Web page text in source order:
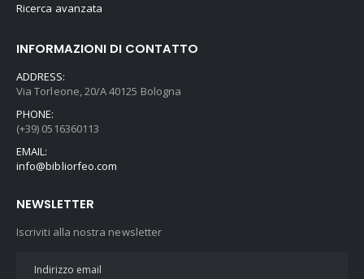
Ricerca avanzata
INFORMAZIONI DI CONTATTO
ADDRESS:
Via Torleone, 20/A 40125 Bologna
PHONE:
(+39) 0516360113
EMAIL:
info@bibliorfeo.com
NEWSLETTER
Iscriviti alla nostra newsletter